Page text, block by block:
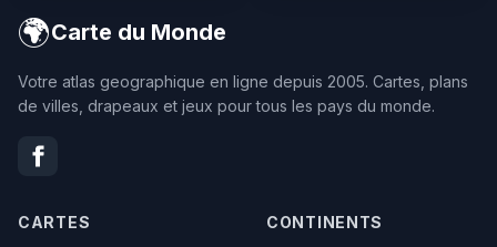
🌍Carte du Monde
Votre atlas geographique en ligne depuis 2005. Cartes, plans
de villes, drapeaux et jeux pour tous les pays du monde.
CARTES CONTINENTS